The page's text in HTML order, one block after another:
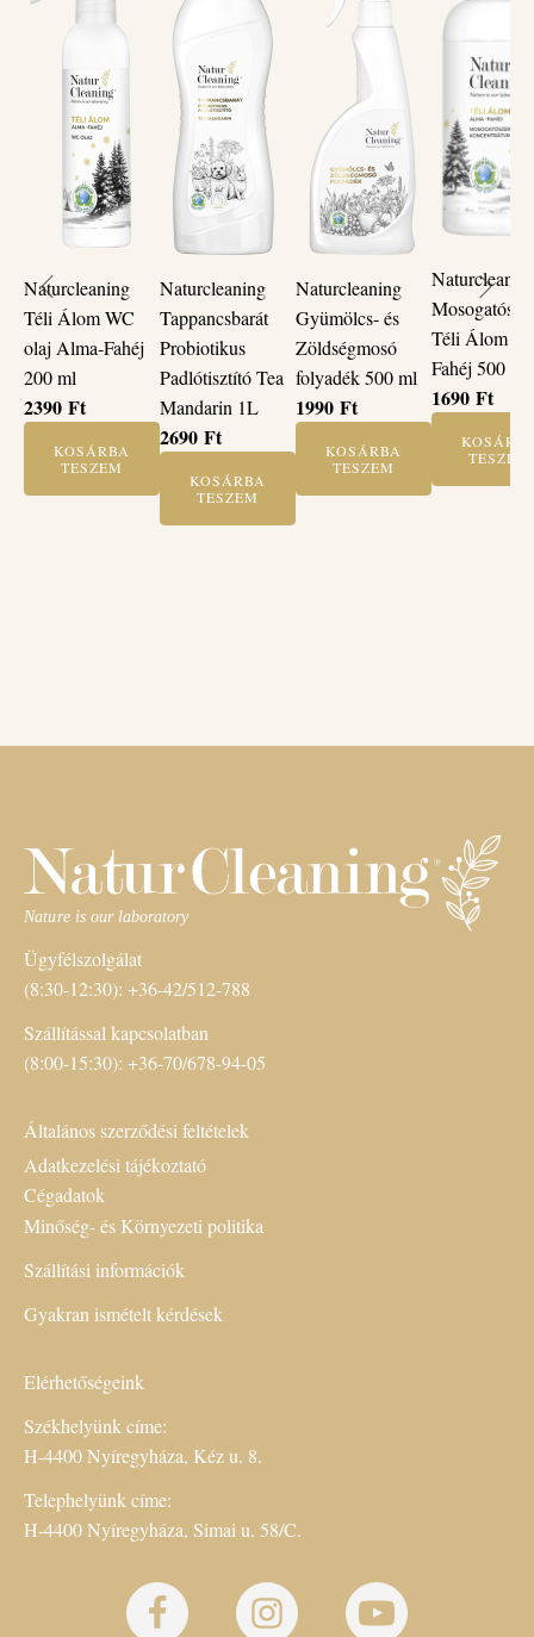
Naturcleaning
Téli Álom WC
olaj Alma-Fahéj
200 ml
2390 Ft
KOSÁRBA
TESZEM
Naturcleaning
Tappancsbarát
Probiotikus
Padlótisztító Tea
Mandarin 1L
2690 Ft
KOSÁRBA
TESZEM
Naturcleaning
Gyümölcs- és
Zöldségmosó
folyadék 500 ml
1990 Ft
KOSÁRBA
TESZEM
Téli Álom
Fahéj 500 ml
1690 Ft
TESZEM
Ügyfélszolgálat
(8:30-12:30): +36-42/512-788
Szállítással kapcsolatban
(8:00-15:30): +36-70/678-94-05
Általános szerződési feltételek
Adatkezelési tájékoztató
Cégadatok
Minőség- és Környezeti politika
Szállítási információk
Gyakran ismételt kérdések
Elérhetőségeink
Székhelyünk címe:
H-4400 Nyíregyháza, Kéz u. 8.
Telephelyünk címe:
H-4400 Nyíregyháza, Simai u. 58/C.